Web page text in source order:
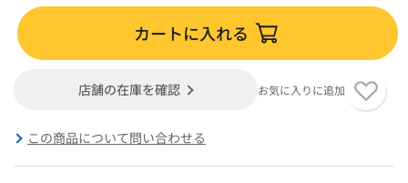
カートに入れる
店舗の在庫を確認 お気に入りに追加
この商品について問い合わせる